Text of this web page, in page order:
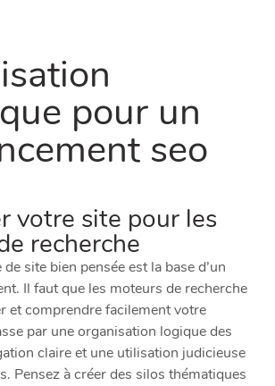
pour un
seo
votre site pour les
recherche
site bien pensée est la base d’un
Il faut que les moteurs de recherche
et comprendre facilement votre
par une organisation logique des
claire et une utilisation judicieuse
Pensez à créer des silos thématiques